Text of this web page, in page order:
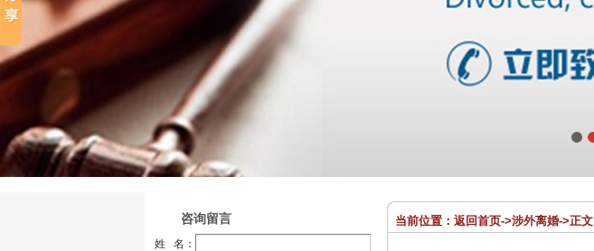
3
咨询留言
姓 名：
当前位置： 返回首页->涉外离婚->正文